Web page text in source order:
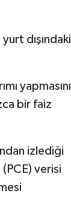
dışındaki
yapmasını
bir faiz
izlediği
verisi